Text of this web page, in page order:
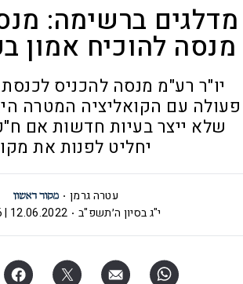
מדלגים ברשימה:
מנסה להוכיח אמון
יו"ר רע"מ מנסה להכניס
פעולה עם הקואליציה המטרה
שלא ייצר בעיות חדשות אם
יחליט לפנות את
עטרה גרמן
י"ג בסיון ה׳תשפ"ב
12.06.2022 | 13:56